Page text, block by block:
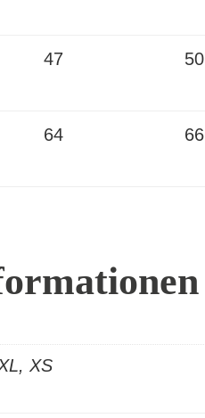
47 50
64 66
XS